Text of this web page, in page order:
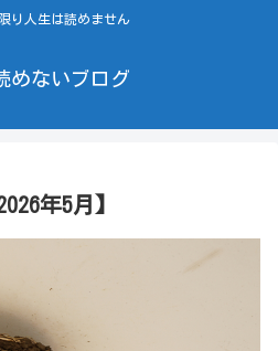
り人生は読めません
めないブログ
年5月】